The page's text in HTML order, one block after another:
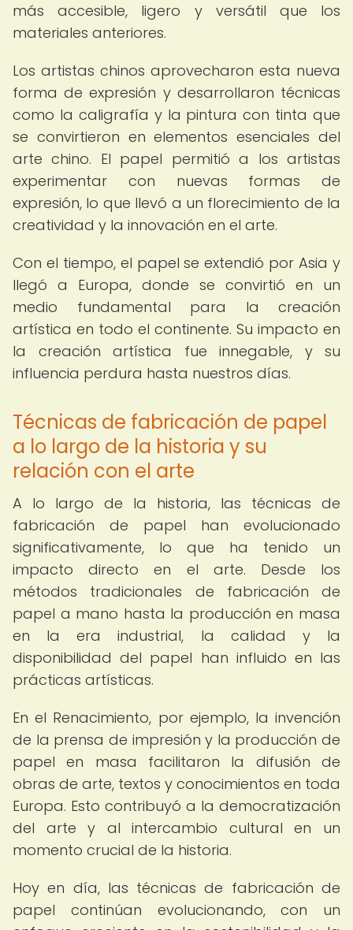
más accesible, ligero y versátil que los
materiales anteriores.
Los artistas chinos aprovecharon esta nueva
forma de expresión y desarrollaron técnicas
como la caligrafía y la pintura con tinta que
se convirtieron en elementos esenciales del
arte chino. El papel permitió a los artistas
experimentar con nuevas formas de
expresión, lo que llevó a un florecimiento de la
creatividad y la innovación en el arte.
Con el tiempo, el papel se extendió por Asia y
llegó a Europa, donde se convirtió en un
medio fundamental para la creación
artística en todo el continente. Su impacto en
la creación artística fue innegable, y su
influencia perdura hasta nuestros días.
Técnicas de fabricación de papel
a lo largo de la historia y su
relación con el arte
A lo largo de la historia, las técnicas de
fabricación de papel han evolucionado
significativamente, lo que ha tenido un
impacto directo en el arte. Desde los
métodos tradicionales de fabricación de
papel a mano hasta la producción en masa
en la era industrial, la calidad y la
disponibilidad del papel han influido en las
prácticas artísticas.
En el Renacimiento, por ejemplo, la invención
de la prensa de impresión y la producción de
papel en masa facilitaron la difusión de
obras de arte, textos y conocimientos en toda
Europa. Esto contribuyó a la democratización
del arte y al intercambio cultural en un
momento crucial de la historia.
Hoy en día, las técnicas de fabricación de
papel continúan evolucionando, con un